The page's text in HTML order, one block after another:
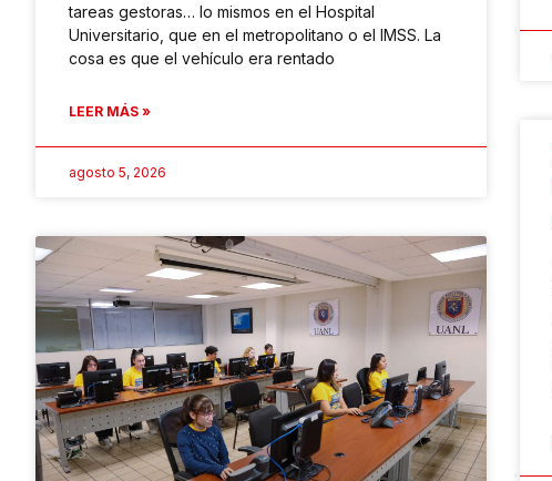
tareas gestoras… lo mismos en el Hospital
Universitario, que en el metropolitano o el IMSS. La
cosa es que el vehículo era rentado
LEER MÁS »
agosto 5, 2026